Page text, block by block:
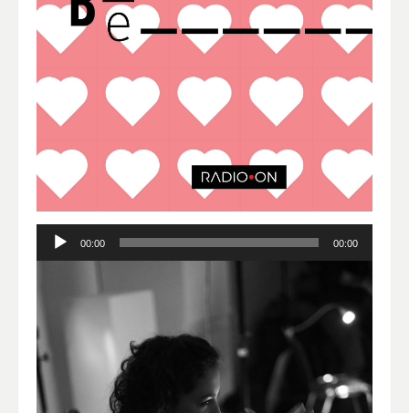
Lecteur
audio
00:00 00:00